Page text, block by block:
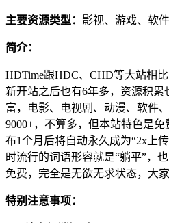
主要资源类型： 影视、游戏、软
简介：
HDTime跟HDC、CHD等大站相
新开站之后也有6年多，资源积
富，电影、电视剧、动漫、软件
9000+，不算多，但本站特色是
布1个月后将自动永久成为“2x上
时流行的词语形容就是“躺平”，
免费，完全是无欲无求状态，大
特别注意事项：